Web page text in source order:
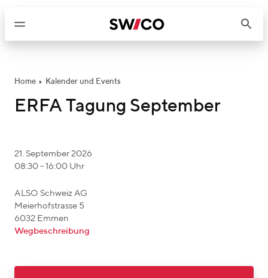
Home Kalender und Events
ERFA Tagung September
e
v
n
t
_
21. September 2026
08:30 - 16:00 Uhr
e
v
e
_
ALSO Schweiz AG
Meierhofstrasse 5
6032 Emmen
Wegbeschreibung